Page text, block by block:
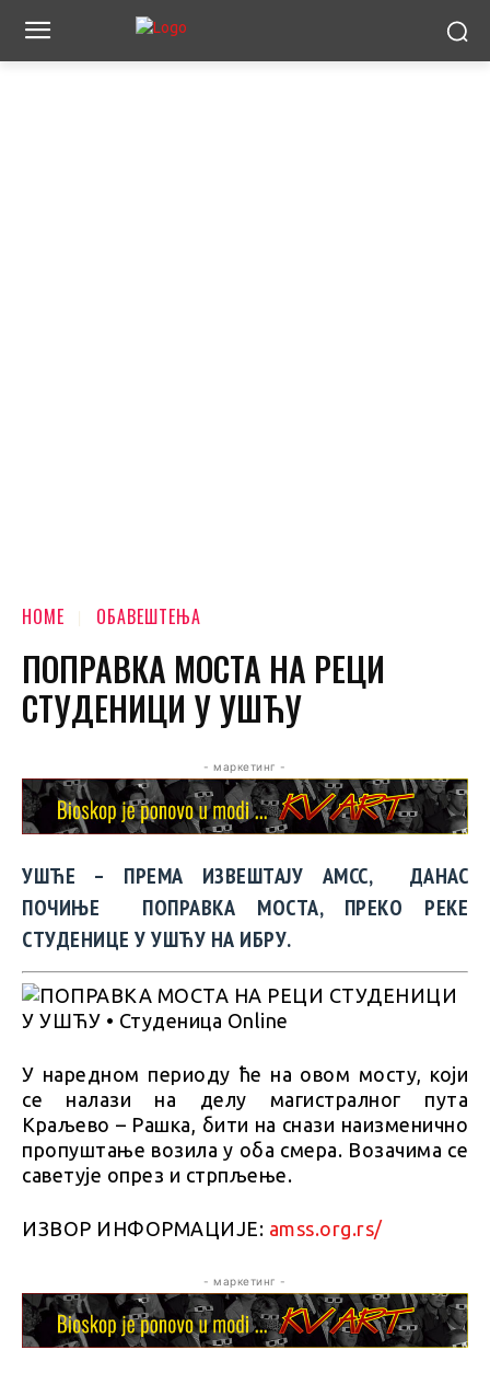
HOME ОБАВЕШТЕЊА
ПОПРАВКА МОСТА НА РЕЦИ
СТУДЕНИЦИ У УШЋУ
- маркетинг -
УШЋЕ – ПРЕМА ИЗВЕШТАЈУ АМСС, ДАНАС
ПОЧИЊЕ ПОПРАВКА МОСТА, ПРЕКО РЕКЕ
СТУДЕНИЦЕ У УШЋУ НА ИБРУ.
У наредном периоду ће на овом мосту, који
се налази на делу магистралног пута
Краљево – Рашка, бити на снази наизменично
пропуштање возила у оба смера. Возачима се
саветује опрез и стрпљење.
ИЗВОР ИНФОРМАЦИЈЕ: amss.org.rs/
- маркетинг -